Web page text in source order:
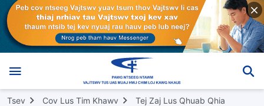
Tsev Cov Lus Tim Khawv Tej Zaj Lus Qhuab Qhia